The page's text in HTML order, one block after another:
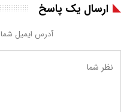
ارسال یک پاسخ
آدرس ایمیل